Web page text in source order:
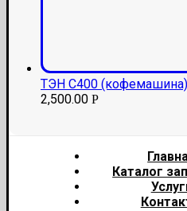
ТЭН С400
2,500.00 Р
Каталог